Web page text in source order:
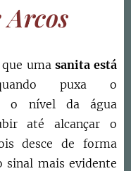
Arcos
uma sanita está
puxa o
o nível da água
até alcançar o
desce de forma
sinal mais evidente